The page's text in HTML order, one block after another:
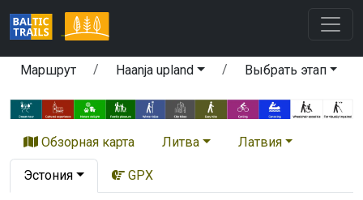
Маршрут Haanja upland Выбрать этап
Обзорная карта Литва Латвия
Эстония GPX